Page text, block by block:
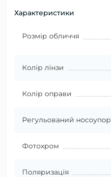
Характеристики
Розмір обличчя
Колір лінзи
Колір оправи
Регульований носоупор
Фотохром
Поляризація